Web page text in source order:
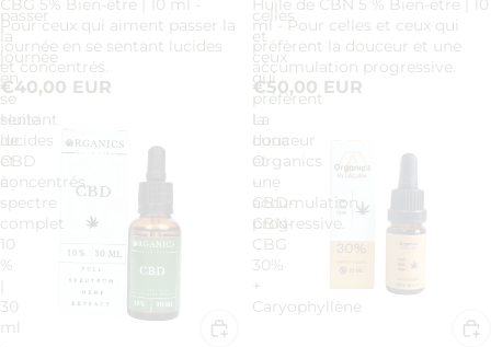
passer
la
journée
en
se
sentant
lucides
et
concentrés.
CBG 5% Bien-être | 10 ml -
Pour ceux qui aiment passer la
journée en se sentant lucides
et concentrés.
€40,00 EUR
celles
et
ceux
qui
préfèrent
la
douceur
et
une
accumulation
progressive.
Huile de CBN 5 % Bien-être | 10
ml - Pour celles et ceux qui
préfèrent la douceur et une
accumulation progressive.
€50,00 EUR
Huile
de
CBD
à
spectre
complet
10
%
30
ml
La
Luna
Organics
-
CBD-
CBN-
CBG
30%
+
Caryophyllène